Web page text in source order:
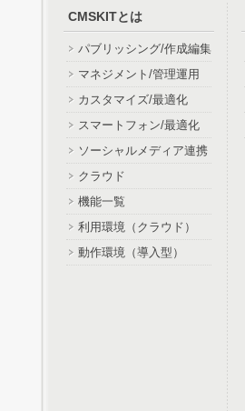
CMSKITとは
パブリッシング/作成編集
マネジメント/管理運用
カスタマイズ/最適化
スマートフォン/最適化
ソーシャルメディア連携
クラウド
機能一覧
利用環境（クラウド）
動作環境（導入型）